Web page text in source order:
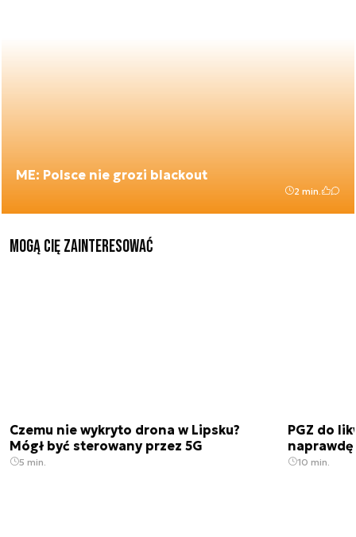
ME: Polsce nie grozi blackout
2 min.
Mogą Cię zainteresować
Czemu nie wykryto drona w Lipsku?
Mógł być sterowany przez 5G
5 min.
PGZ do
10 min.